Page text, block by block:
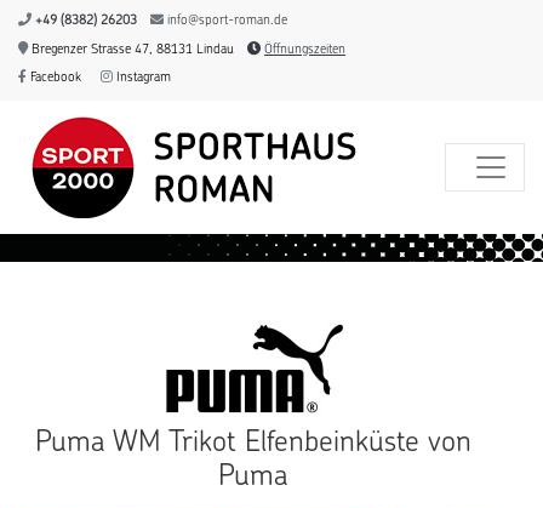
+49 (8382) 26203 info@sport-roman.de
Bregenzer Strasse 47, 88131 Lindau Öffnungszeiten
Facebook Instagram
Puma WM Trikot Elfenbeinküste von
Puma